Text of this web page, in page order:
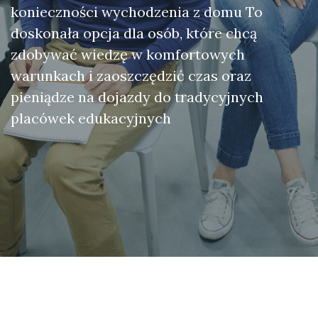
konieczności wychodzenia z domu To
doskonała opcja dla osób, które chcą
zdobywać wiedzę w komfortowych
warunkach i zaoszczędzić czas oraz
pieniądze na dojazdy do tradycyjnych
placówek edukacyjnych